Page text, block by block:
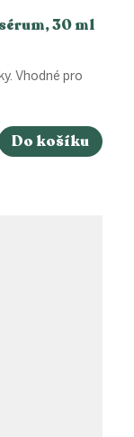
30 ml
Do košíku
Vhodné pro